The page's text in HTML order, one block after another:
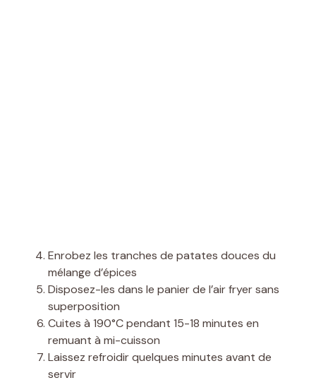
Enrobez les tranches de patates douces du
mélange d’épices
Disposez-les dans le panier de l’air fryer sans
superposition
Cuites à 190°C pendant 15-18 minutes en
remuant à mi-cuisson
Laissez refroidir quelques minutes avant de
servir